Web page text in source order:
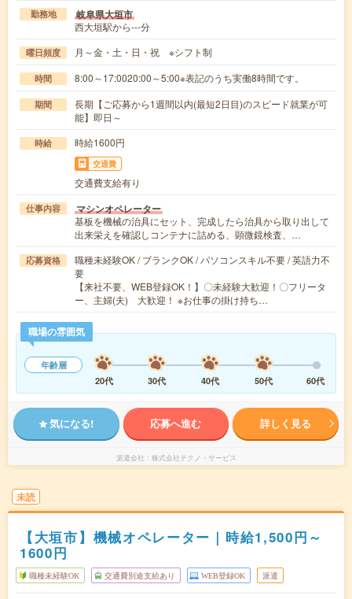
勤務地 岐阜県大垣市
西大垣駅から---分
曜日頻度 月～金・土・日・祝 ※シフト制
時間 8:00～17:0020:00～5:00※表記のうち実働8時間です。
期間
長期【ご応募から1週間以内(最短2日目)のスピード就業が可
能】即日～
時給 時給1600円
交通費
交通費支給有り
仕事内容 マシンオペレーター
基板を機械の治具にセット、完成したら治具から取り出して
出来栄えを確認しコンテナに詰める、顕微鏡検査、…
応募資格
職種未経験OK / ブランクOK / パソコンスキル不要 / 英語力不
要
【来社不要、WEB登録OK！】〇未経験大歓迎！〇フリータ
ー、主婦(夫) 大歓迎！ ※お仕事の掛け持ち…
職場の雰囲気
年齢層
20代
30代 40代 50代 60代
気になる! 応募へ進む 詳しく見る
派遣会社 株式会社テクノ・サービス
未読
【大垣市】機械オペレーター｜時給1,500円～
1600円
職種未経験OK 交通費別途支給あり WEB登録OK 派遣